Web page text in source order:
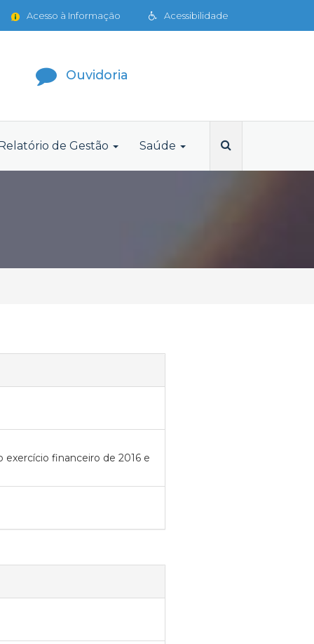
Acessibilidade
Acesso à Informação
Ouvidoria
de Gestão Saúde
exercício financeiro de 2016 e